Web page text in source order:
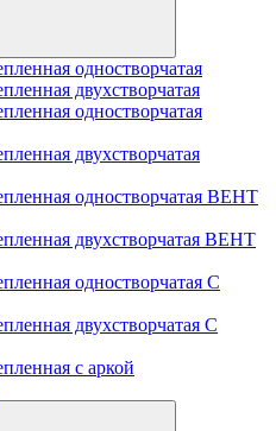
одностворчатая
двухстворчатая
одностворчатая
двухстворчатая
одностворчатая ВЕНТ
двухстворчатая ВЕНТ
одностворчатая С
двухстворчатая С
с аркой